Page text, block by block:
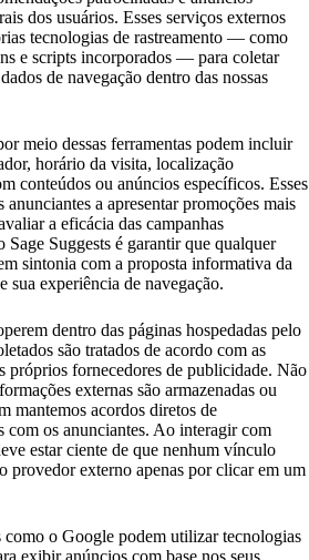
dos usuários. Esses serviços externos
tecnologias de rastreamento — como
e scripts incorporados — para coletar
de navegação dentro das nossas
meio dessas ferramentas podem incluir
horário da visita, localização
conteúdos ou anúncios específicos. Esses
anunciantes a apresentar promoções mais
a eficácia das campanhas
Suggests é garantir que qualquer
sintonia com a proposta informativa da
sua experiência de navegação.
dentro das páginas hospedadas pelo
são tratados de acordo com as
próprios fornecedores de publicidade. Não
externas são armazenadas ou
mantemos acordos diretos de
com os anunciantes. Ao interagir com
estar ciente de que nenhum vínculo
provedor externo apenas por clicar em um
como o Google podem utilizar tecnologias